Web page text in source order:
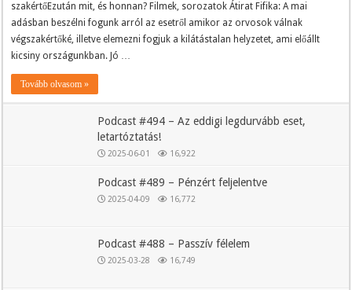
szakértőEzután mit, és honnan? Filmek, sorozatok Átirat Fifika: A mai
adásban beszélni fogunk arról az esetről amikor az orvosok válnak
végszakértőké, illetve elemezni fogjuk a kilátástalan helyzetet, ami előállt
kicsiny országunkban. Jó …
Tovább olvasom »
Podcast #494 – Az eddigi legdurvább eset,
letartóztatás!
2025-06-01 16,922
Podcast #489 – Pénzért feljelentve
2025-04-09 16,772
Podcast #488 – Passzív félelem
2025-03-28 16,749